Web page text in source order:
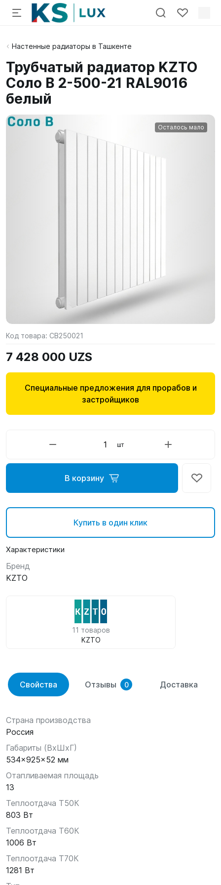
Настенные радиаторы в Ташкенте
Трубчатый радиатор KZTO
Соло В 2-500-21 RAL9016
белый
Осталось мало
Код товара: CB250021
7 428 000 UZS
Специальные предложения для прорабов и
застройщиков
шт
В корзину
Купить в один клик
Характеристики
Бренд
KZTO
11 товаров
KZTO
Свойства Отзывы 0 Доставка
Страна производства
Россия
Габариты (ВхШхГ)
534x925x52 мм
Отапливаемая площадь
13
Теплоотдача Т50К
803 Вт
Теплоотдача Т60К
1006 Вт
Теплоотдача Т70К
1281 Вт